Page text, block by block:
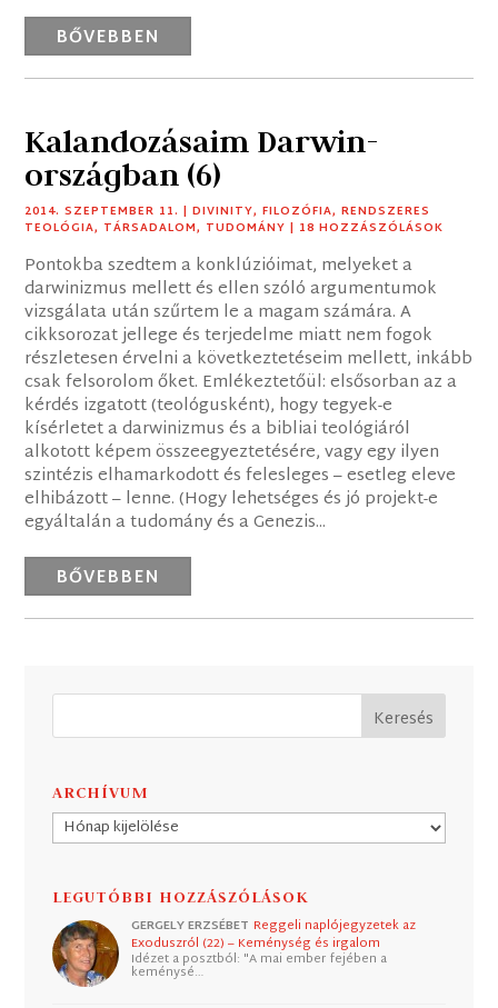
BŐVEBBEN
Kalandozásaim Darwin-
országban (6)
2014. SZEPTEMBER 11. |DIVINITY,FILOZÓFIA,RENDSZERES
TEOLÓGIA, TÁRSADALOM, TUDOMÁNY | 18 HOZZÁSZÓLÁSOK
Pontokba szedtem a konklúzióimat, melyeket a
darwinizmus mellett és ellen szóló argumentumok
vizsgálata után szűrtem le a magam számára. A
cikksorozat jellege és terjedelme miatt nem fogok
részletesen érvelni a következtetéseim mellett, inkább
csak felsorolom őket. Emlékeztetőül: elsősorban az a
kérdés izgatott (teológusként), hogy tegyek-e
kísérletet a darwinizmus és a bibliai teológiáról
alkotott képem összeegyeztetésére, vagy egy ilyen
szintézis elhamarkodott és felesleges – esetleg eleve
elhibázott – lenne. (Hogy lehetséges és jó projekt-e
egyáltalán a tudomány és a Genezis...
BŐVEBBEN
ARCHÍVUM
Archívum
LEGUTÓBBI HOZZÁSZÓLÁSOK
GERGELY ERZSÉBET Reggeli naplójegyzetek az
Exoduszról (22) – Keménység és irgalom
Idézet a posztból: "A mai ember fejében a
keménysé…